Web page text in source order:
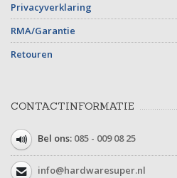
Privacyverklaring
RMA/Garantie
Retouren
CONTACTINFORMATIE
Bel ons: 085 - 009 08 25
info@hardwaresuper.nl